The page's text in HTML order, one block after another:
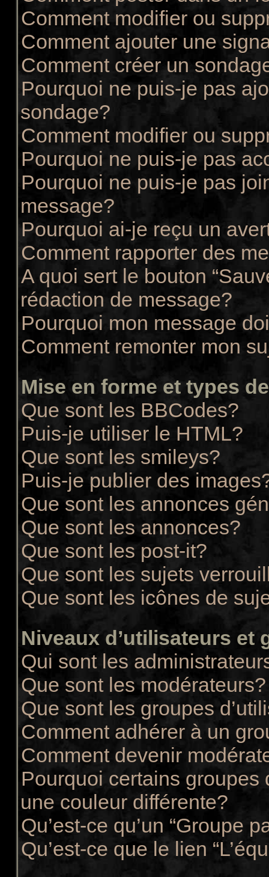
Comment modifier ou
Comment ajouter une
Comment créer un
Pourquoi ne puis-je pas
sondage?
Comment modifier ou
Pourquoi ne puis-je pas
Pourquoi ne puis-je pas
message?
Pourquoi ai-je reçu un
Comment rapporter des
A quoi sert le bouton
rédaction de message?
Pourquoi mon message
Comment remonter mon
Mise en forme et types
Que sont les BBCodes?
Puis-je utiliser le HTML?
Que sont les smileys?
Puis-je publier des
Que sont les annonces
Que sont les annonces?
Que sont les post-it?
Que sont les sujets
Que sont les icônes de
Niveaux d’utilisateurs et
Qui sont les
Que sont les modérateurs?
Que sont les groupes
Comment adhérer à un
Comment devenir
Pourquoi certains groupes
une couleur différente?
Qu’est-ce qu’un “Groupe
Qu’est-ce que le lien